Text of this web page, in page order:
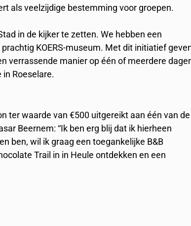
als veelzijdige bestemming voor groepen.
in de kijker te zetten. We hebben een
KOERS-museum. Met dit initiatief
verrassende manier op één of meerdere
Roeselare.
ter waarde van €500 uitgereikt aan één van de
Beernem: “Ik ben erg blij dat ik hierheen
ben, wil ik graag een toegankelijke B&B
Trail in in Heule ontdekken en een